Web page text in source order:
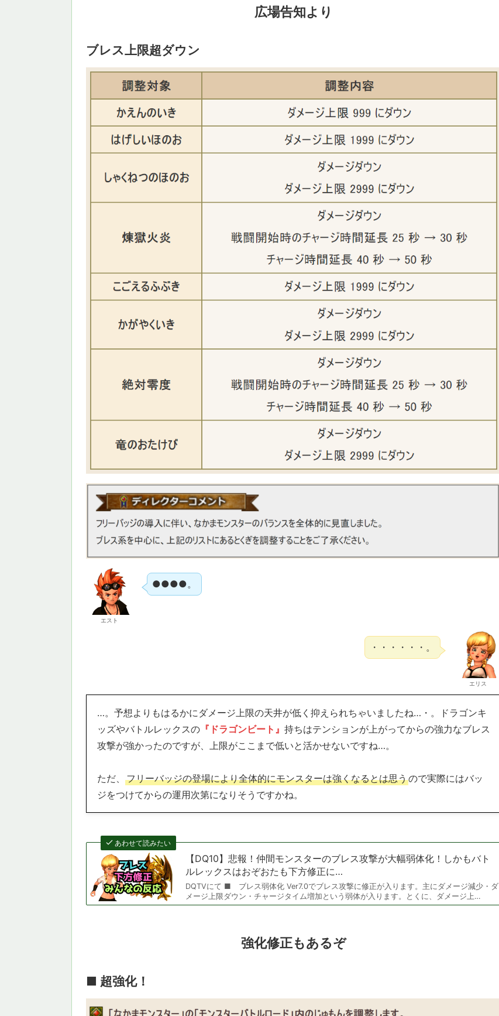
広場告知より
ブレス上限超ダウン
エスト
●●●●。
エリス
・・・・・・。
…。予想よりもはるかにダメージ上限の天井が低く抑えられちゃいましたね…・。ドラゴンキ
ッズやバトルレックスの 『ドラゴンビート』 持ちはテンションが上がってからの強力なブレス
攻撃が強かったのですが、上限がここまで低いと活かせないですね…。
ただ、 フリーバッジの登場により全体的にモンスターは強くなるとは思うので実際にはバッ
ジをつけてからの運用次第になりそうですかね。
あわせて読みたい
【DQ10】悲報！仲間モンスターのブレス攻撃が大幅弱体化！しかもバト
ルレックスはおぞおたも下方修正に…
DQTVにて ■ ブレス弱体化 Ver7.0でブレス攻撃に修正が入ります。主にダメージ減少・ダ
メージ上限ダウン・チャージタイム増加という弱体が入ります。とくに、ダメージ上…
強化修正もあるぞ
■ 超強化！